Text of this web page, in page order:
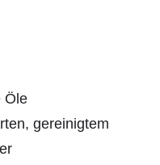
Öle
gereinigtem